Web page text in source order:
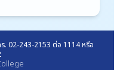
ร. 02-243-2153 ต่อ 1114 หรือ